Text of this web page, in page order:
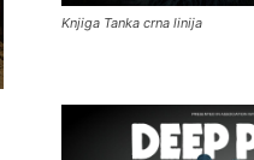
Knjiga Tanka crna linija